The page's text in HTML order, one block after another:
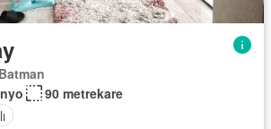
90 metrekare